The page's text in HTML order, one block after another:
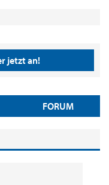
jetzt an!
FORUM